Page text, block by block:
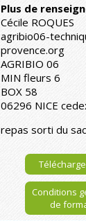
Plus de
Cécile ROQUES
agribio06-
provence.org
AGRIBIO 06
MIN fleurs 6
BOX 58
06296 NICE
repas sorti du sac
Conditions
de